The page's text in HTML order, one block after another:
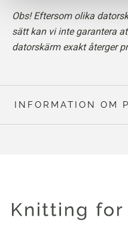
Obs! Eftersom olika
sätt kan vi inte garantera
datorskärm exakt återger
INFORMATION OM